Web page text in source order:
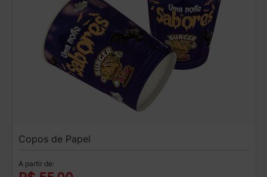
Copos de Papel
A partir de: